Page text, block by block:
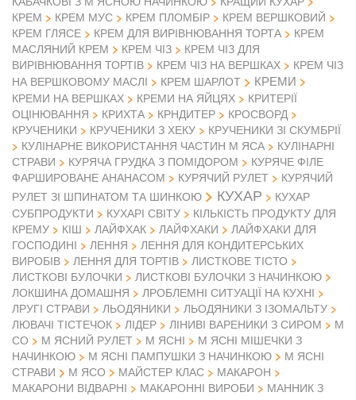
КРЕМ
КРЕМ МУС КРЕМ ПЛОМБІР
КРЕМ ВЕРШКОВИЙ
КРЕМ ГЛЯСЕ
КРЕМ ДЛЯ ВИРІВНЮВАННЯ ТОРТА
КРЕМ
МАСЛЯНИЙ КРЕМ
КРЕМ ЧІЗ
КРЕМ ЧІЗ ДЛЯ
ВИРІВНЮВАННЯ ТОРТІВ
КРЕМ ЧІЗ НА ВЕРШКАХ
КРЕМ ЧІЗ
НА ВЕРШКОВОМУ МАСЛІ
КРЕМ ШАРЛОТ КРЕМИ
КРЕМИ НА ВЕРШКАХ КРЕМИ НА ЯЙЦЯХ
КРИТЕРІЇ
ОЦІНЮВАННЯ
КРИХТА КРНДИТЕР
КРОСВОРД
КРУЧЕНИКИ
КРУЧЕНИКИ З ХЕКУ
КРУЧЕНИКИ ЗІ СКУМБРІЇ
КУЛІНАРНЕ ВИКОРИСТАННЯ ЧАСТИН М ЯСА
КУЛІНАРНІ
СТРАВИ
КУРЯЧА ГРУДКА З ПОМІДОРОМ
КУРЯЧЕ ФІЛЕ
ФАРШИРОВАНЕ АНАНАСОМ
КУРЯЧИЙ РУЛЕТ
КУРЯЧИЙ
РУЛЕТ ЗІ ШПИНАТОМ ТА ШИНКОЮ
КУХАР
КУХАР
СУБПРОДУКТИ
КУХАРІ СВІТУ
КІЛЬКІСТЬ ПРОДУКТУ ДЛЯ
КРЕМУ
КІШ ЛАЙФХАК ЛАЙФХАКИ
ЛАЙФХАКИ ДЛЯ
ГОСПОДИНІ
ЛЕННЯ
ЛЕННЯ ДЛЯ КОНДИТЕРСЬКИХ
ВИРОБІВ
ЛЕННЯ ДЛЯ ТОРТІВ
ЛИСТКОВЕ ТІСТО
ЛИСТКОВІ БУЛОЧКИ
ЛИСТКОВІ БУЛОЧКИ З НАЧИНКОЮ
ЛОКШИНА ДОМАШНЯ
ЛРОБЛЕМНІ СИТУАЦІЇ НА КУХНІ
ЛРУГІ СТРАВИ
ЛЬОДЯНИКИ
ЛЬОДЯНИКИ З ІЗОМАЛЬТУ
ЛЮВАЧІ ТІСТЕЧОК
ЛІДЕР ЛІНИВІ ВАРЕНИКИ З СИРОМ
М
СО
М ЯСНИЙ РУЛЕТ М ЯСНІ
М ЯСНІ МІШЕЧКИ З
НАЧИНКОЮ
М ЯСНІ ПАМПУШКИ З НАЧИНКОЮ
М ЯСНІ
СТРАВИ
М ЯСО МАЙСТЕР КЛАС
МАКАРОН
МАКАРОНИ ВІДВАРНІ
МАКАРОННІ ВИРОБИ
МАННИК З